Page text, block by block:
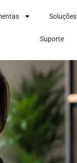
Soluções
Suporte